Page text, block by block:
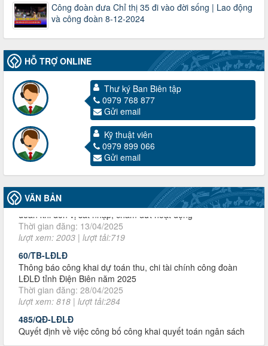
Công đoàn đưa Chỉ thị 35 đi vào đời sống | Lao động
và công đoàn 8-12-2024
HỖ TRỢ ONLINE
Thư ký Ban Biên tập
0979 768 877
Gửi email
Kỹ thuật viên
0979 899 066
Gửi email
VĂN BẢN
3716/TLD-TC
Công văn hướng dẫn công tác quả lý tài chính, tài sản công
đoàn khi đơn vị sát nhập, chấm dứt hoạt động
lượt xem: 2003 | lượt tải:719
60/TB-LĐLĐ
Thông báo công khai dự toán thu, chi tài chính công đoàn
LĐLĐ tỉnh Điện Biên năm 2025
Thời gian đăng: 28/04/2025
lượt xem: 818 | lượt tải:284
485/QĐ-LĐLĐ
Quyết định về việc công bố công khai quyết toán ngân sách
nhà nước năm 2024